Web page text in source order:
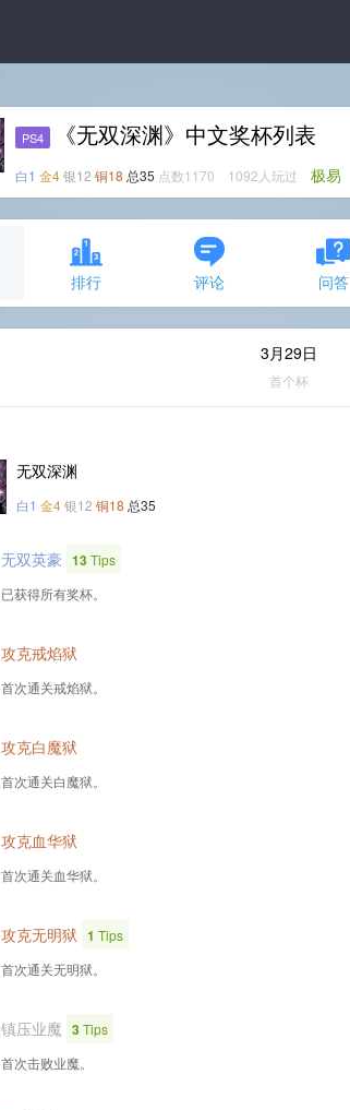
PS4 《无双深渊》中文奖杯列表
白1 金4银12 铜18 总35 点数1170 1092人玩过 极易
排行 评论 问答
3月29日
首个杯
无双深渊
白1 金4银12 铜18 总35
无双英豪 13Tips
已获得所有奖杯。
攻克戒焰狱
首次通关戒焰狱。
攻克白魔狱
首次通关白魔狱。
攻克血华狱
首次通关血华狱。
攻克无明狱 1 Tips
首次通关无明狱。
镇压业魔 3Tips
首次击败业魔。